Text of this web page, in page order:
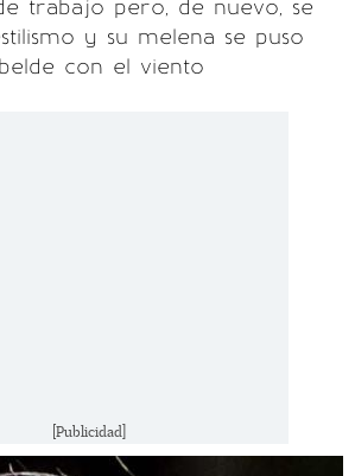
trabajo pero, de nuevo, se
y su melena se puso
con el viento
[Publicidad]